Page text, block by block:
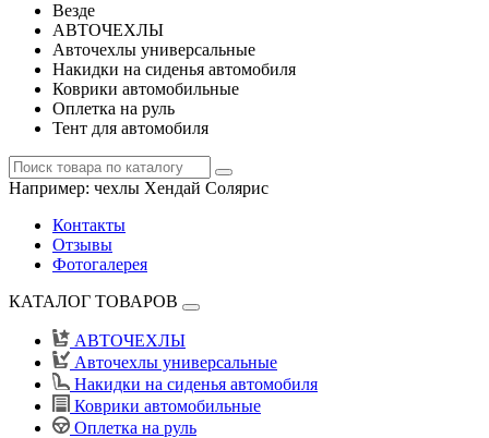
Везде
АВТОЧЕХЛЫ
Авточехлы универсальные
Накидки на сиденья автомобиля
Коврики автомобильные
Оплетка на руль
Тент для автомобиля
Например: чехлы Хендай Солярис
Контакты
Отзывы
Фотогалерея
КАТАЛОГ ТОВАРОВ
АВТОЧЕХЛЫ
Авточехлы универсальные
Накидки на сиденья автомобиля
Коврики автомобильные
Оплетка на руль